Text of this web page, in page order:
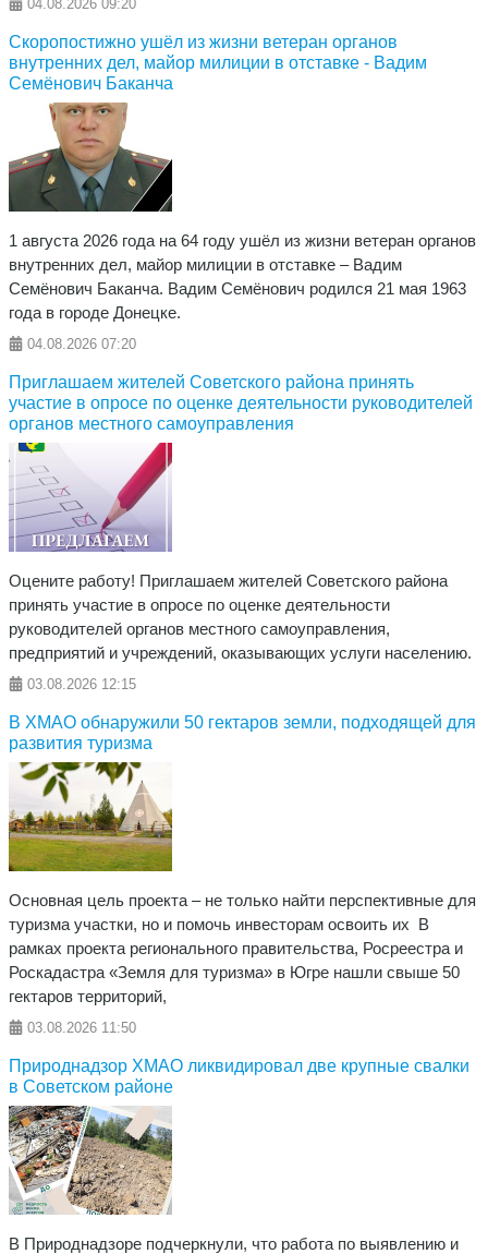
04.08.2026 09:20
Скоропостижно ушёл из жизни ветеран органов
внутренних дел, майор милиции в отставке - Вадим
Семёнович Баканча
1 августа 2026 года на 64 году ушёл из жизни ветеран органов
внутренних дел, майор милиции в отставке – Вадим
Семёнович Баканча. Вадим Семёнович родился 21 мая 1963
года в городе Донецке.
04.08.2026 07:20
Приглашаем жителей Советского района принять
участие в опросе по оценке деятельности руководителей
органов местного самоуправления
Оцените работу! Приглашаем жителей Советского района
принять участие в опросе по оценке деятельности
руководителей органов местного самоуправления,
предприятий и учреждений, оказывающих услуги населению.
03.08.2026 12:15
В ХМАО обнаружили 50 гектаров земли, подходящей для
развития туризма
Основная цель проекта – не только найти перспективные для
туризма участки, но и помочь инвесторам освоить их В
рамках проекта регионального правительства, Росреестра и
Роскадастра «Земля для туризма» в Югре нашли свыше 50
гектаров территорий,
03.08.2026 11:50
Природнадзор ХМАО ликвидировал две крупные свалки
в Советском районе
В Природнадзоре подчеркнули, что работа по выявлению и